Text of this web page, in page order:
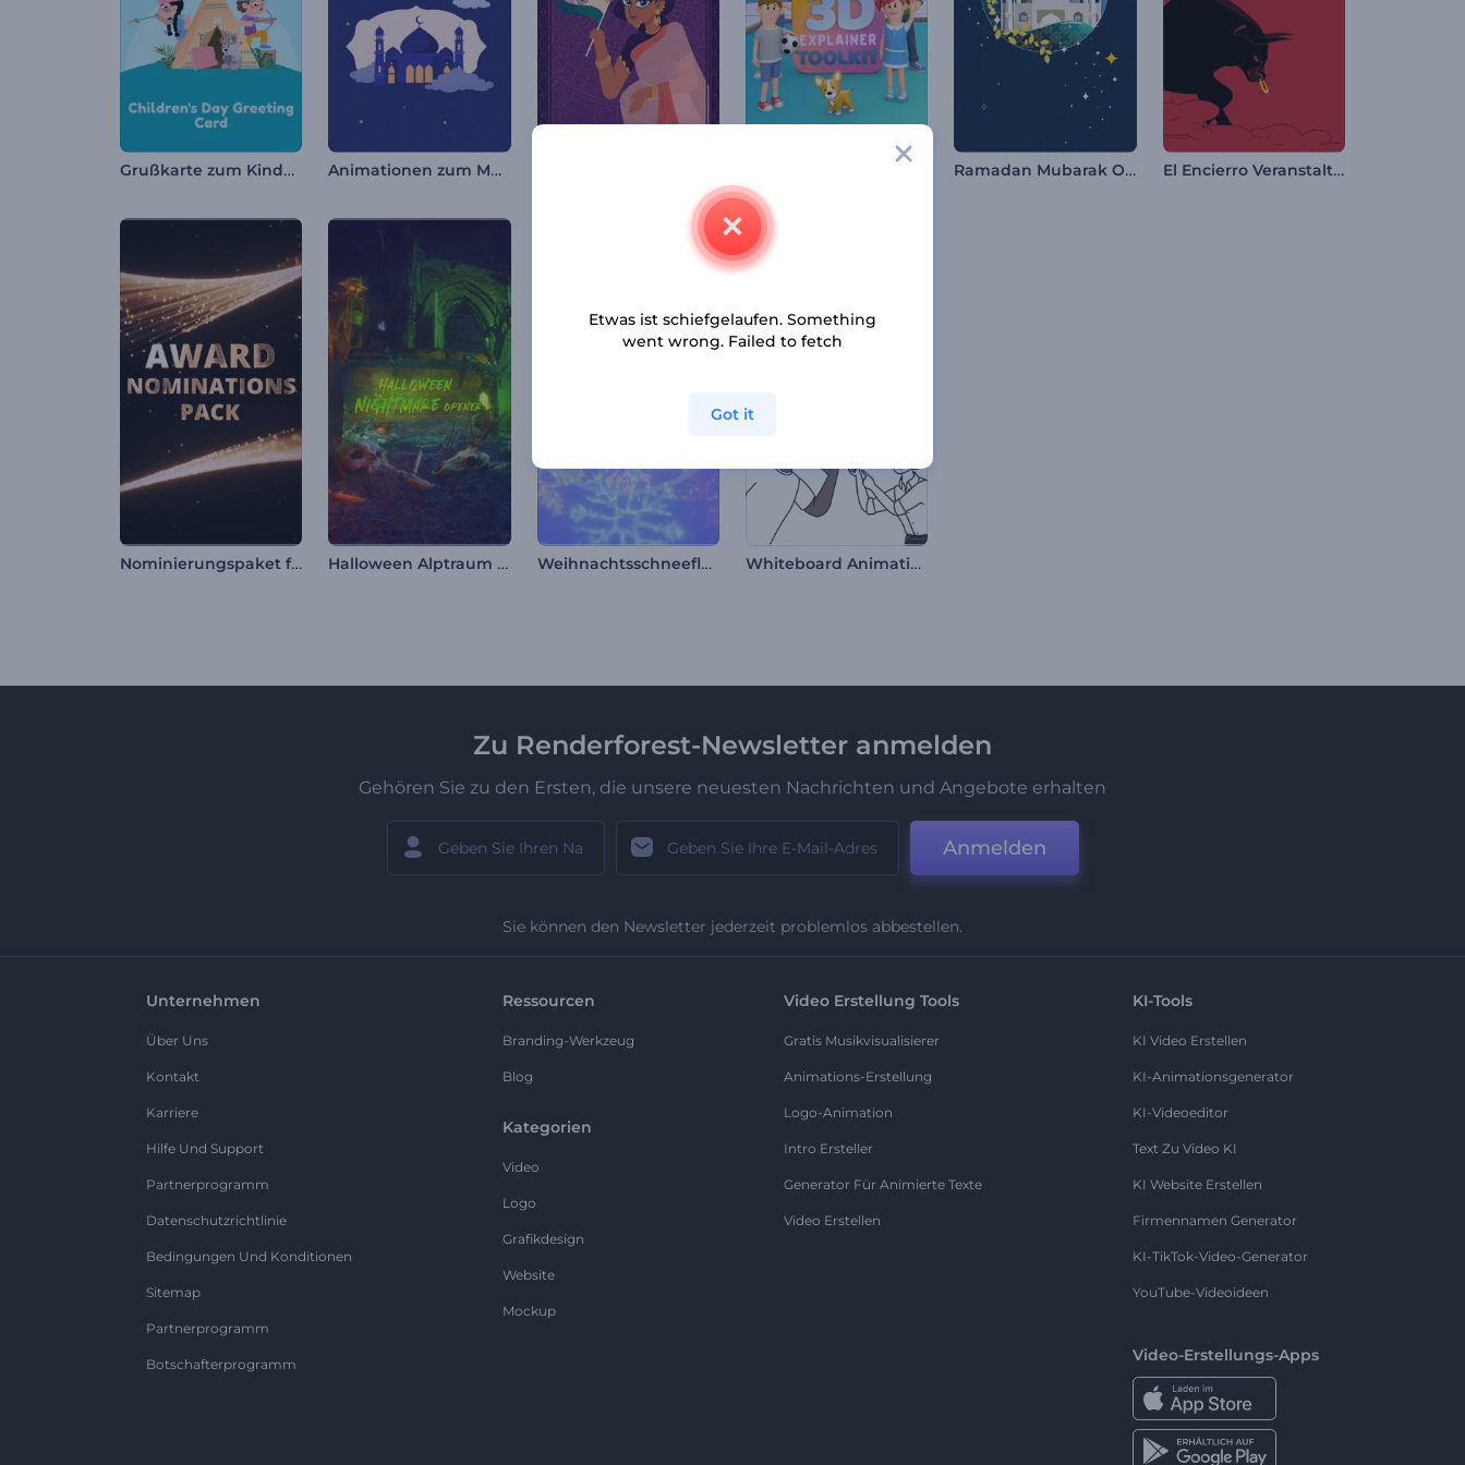
Grußkarte zum Kindertag Animationen zum Mawlid al-Nabi Ramadan Mubarak Opener El Encierro Veranstaltungspromo
Nominierungspaket für Auszeichnungen Halloween Alptraum Opener Weihnachtsschneeflocken Intro Whiteboard Animationstoolkit
Zu Renderforest-Newsletter anmelden
Gehören Sie zu den Ersten, die unsere neuesten Nachrichten und Angebote erhalten
Anmelden
Sie können den Newsletter jederzeit problemlos abbestellen.
Unternehmen
Über Uns
Kontakt
Karriere
Hilfe Und Support
Partnerprogramm
Datenschutzrichtlinie
Bedingungen Und Konditionen
Sitemap
Partnerprogramm
Botschafterprogramm
Ressourcen
Branding-Werkzeug
Blog
Kategorien
Video
Logo
Grafikdesign
Website
Mockup
Video Erstellung Tools
Gratis Musikvisualisierer
Animations-Erstellung
Logo-Animation
Intro Ersteller
Generator Für Animierte Texte
Video Erstellen
KI-Tools
KI Video Erstellen
KI-Animationsgenerator
KI-Videoeditor
Text Zu Video KI
KI Website Erstellen
Firmennamen Generator
KI-TikTok-Video-Generator
YouTube-Videoideen
Video-Erstellungs-Apps
Etwas ist schiefgelaufen. Something
went wrong. Failed to fetch
Got it